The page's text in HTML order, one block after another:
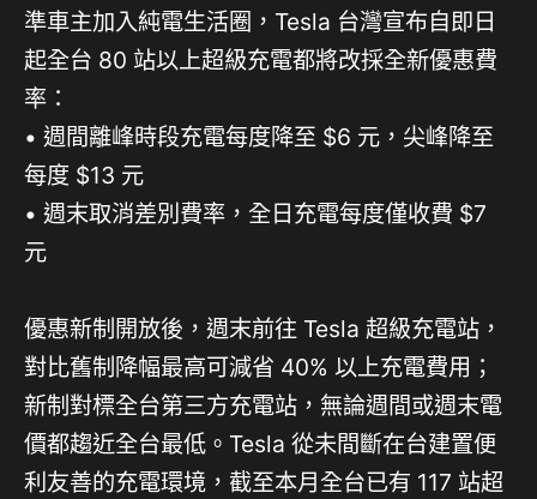
準車主加入純電生活圈，Tesla 台灣宣布自即日
起全台 80 站以上超級充電都將改採全新優惠費
率：
• 週間離峰時段充電每度降至 $6 元，尖峰降至
每度 $13 元
• 週末取消差別費率，全日充電每度僅收費 $7
元
優惠新制開放後，週末前往 Tesla 超級充電站，
對比舊制降幅最高可減省 40% 以上充電費用；
新制對標全台第三方充電站，無論週間或週末電
價都趨近全台最低。Tesla 從未間斷在台建置便
利友善的充電環境，截至本月全台已有 117 站超